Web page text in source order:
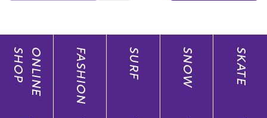
ONLINE
SHOP FASHION SURF SNOW SKATE